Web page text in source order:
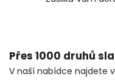
Přes 1000 druhů
V naší nabídce najdete